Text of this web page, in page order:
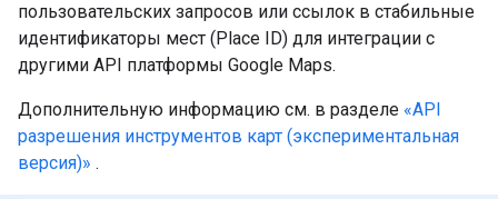
пользовательских запросов или ссылок в стабильные
идентификаторы мест (Place ID) для интеграции с
другими API платформы Google Maps.
Дополнительную информацию см. в разделе «API
разрешения инструментов карт (экспериментальная
версия)» .